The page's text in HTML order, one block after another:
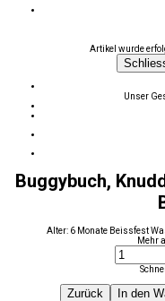
Artikel wurde
Unser
Buggybuch,
Alter: 6 Monate Beissfest
Mehr
Zurück In den